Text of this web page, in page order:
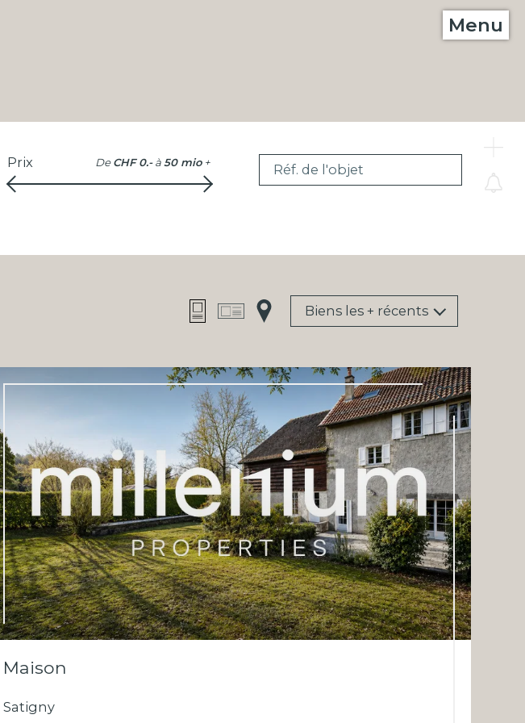
Menu
Prix De CHF 0.- à50 mio + Réf. de l'objet
Biens les + récents
Maison
Satigny